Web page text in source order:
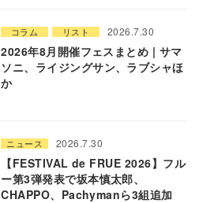
コラム リスト 2026.7.30
2026年8月開催フェスまとめ | サマ
ソニ、ライジングサン、ラブシャほ
か
ニュース 2026.7.30
【FESTIVAL de FRUE 2026】フル
ー第3弾発表で坂本慎太郎、
CHAPPO、Pachymanら3組追加